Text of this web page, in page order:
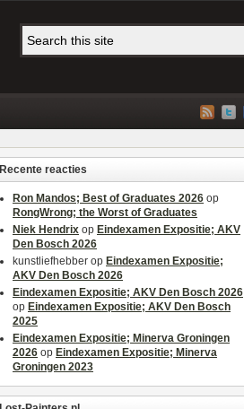
Recente reacties
Ron Mandos; Best of Graduates 2026 op
RongWrong; the Worst of Graduates
Niek Hendrix op Eindexamen Expositie; AKV
Den Bosch 2026
kunstliefhebber op Eindexamen Expositie;
AKV Den Bosch 2026
Eindexamen Expositie; AKV Den Bosch 2026
op Eindexamen Expositie; AKV Den Bosch
2025
Eindexamen Expositie; Minerva Groningen
2026 op Eindexamen Expositie; Minerva
Groningen 2023